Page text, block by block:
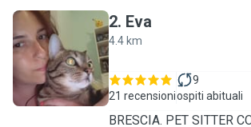
E
2. Eva
4.4 km
21 recensioni
9
ospiti abituali
BRESCIA. PET SITTER